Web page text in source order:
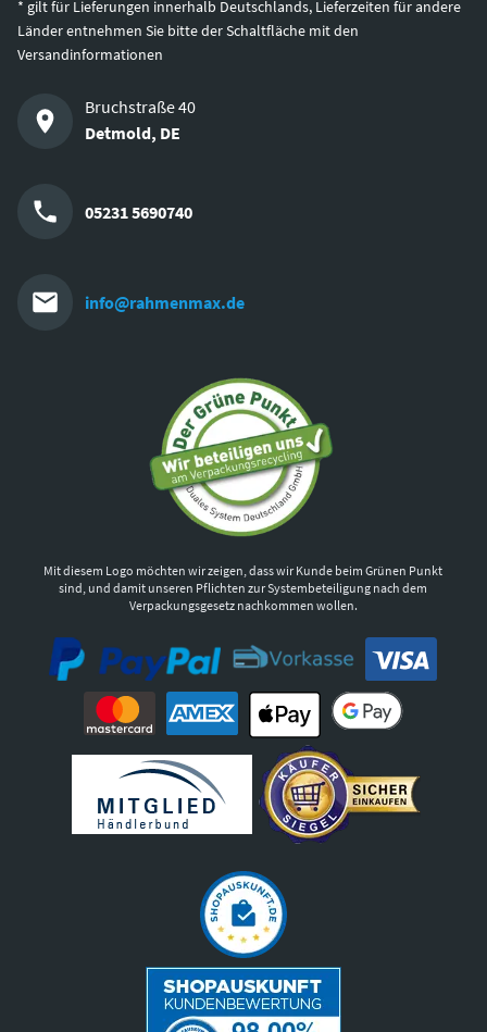
* gilt für Lieferungen innerhalb Deutschlands, Lieferzeiten für andere
Länder entnehmen Sie bitte der Schaltfläche mit den
Versandinformationen
Bruchstraße 40
Detmold, DE
05231 5690740
info@rahmenmax.de
Mit diesem Logo möchten wir zeigen, dass wir Kunde beim Grünen Punkt
sind, und damit unseren Pflichten zur Systembeteiligung nach dem
Verpackungsgesetz nachkommen wollen.